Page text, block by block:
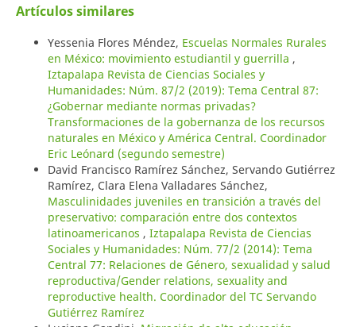
Artículos similares
Yessenia Flores Méndez, Escuelas Normales Rurales
en México: movimiento estudiantil y guerrilla ,
Iztapalapa Revista de Ciencias Sociales y
Humanidades: Núm. 87/2 (2019): Tema Central 87:
¿Gobernar mediante normas privadas?
Transformaciones de la gobernanza de los recursos
naturales en México y América Central. Coordinador
Eric Leónard (segundo semestre)
David Francisco Ramírez Sánchez, Servando Gutiérrez
Ramírez, Clara Elena Valladares Sánchez,
Masculinidades juveniles en transición a través del
preservativo: comparación entre dos contextos
latinoamericanos , Iztapalapa Revista de Ciencias
Sociales y Humanidades: Núm. 77/2 (2014): Tema
Central 77: Relaciones de Género, sexualidad y salud
reproductiva/Gender relations, sexuality and
reproductive health. Coordinador del TC Servando
Gutiérrez Ramírez